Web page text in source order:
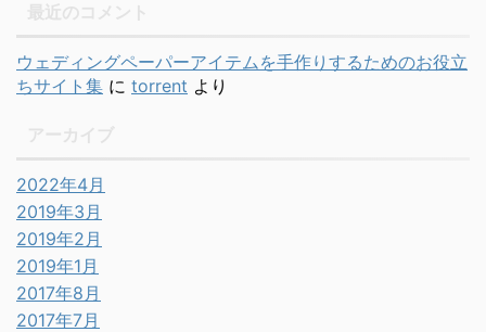
ウェディングペーパーアイテムを手作りするためのお役立
ちサイト集 に torrent より
2022年4月
2019年3月
2019年2月
2019年1月
2017年8月
2017年7月